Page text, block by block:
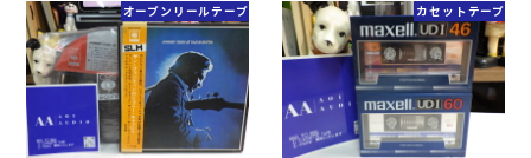
オープンリールテープ カセットテープ